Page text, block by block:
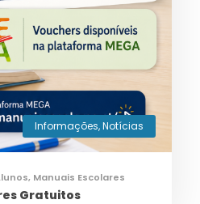
Informações,Notícias
, Manuais Escolares
Gratuitos